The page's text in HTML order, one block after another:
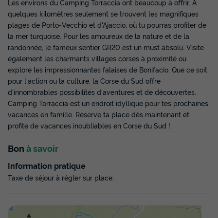
19m²
Climatisation Animaux autorisés * Barbecue
Cafetière
Réfrigérateur
CHALET 2 personnes - Chalet Insolite 19m² (1ch - 2 pers) -
sans sanitaire + Clim (M/D)
du19/09/2026au26/09/2026
Meilleur prix pour 7 nuits
Modifier les dates
Les environs du Camping Torraccia ont beaucoup à offrir. À
quelques kilomètres seulement se trouvent les magnifiques
plages de Porto-Vecchio et d'Ajaccio, où tu pourras profiter de
la mer turquoise. Pour les amoureux de la nature et de la
randonnée, le fameux sentier GR20 est un must absolu. Visite
également les charmants villages corses à proximité ou
explore les impressionnantes falaises de Bonifacio. Que ce soit
pour l'action ou la culture, la Corse du Sud offre
d'innombrables possibilités d'aventures et de découvertes.
Camping Torraccia est un endroit idyllique pour tes prochaines
vacances en famille. Réserve ta place dès maintenant et
profite de vacances inoubliables en Corse du Sud !
Bon à savoir
Information pratique
Taxe de séjour à régler sur place.